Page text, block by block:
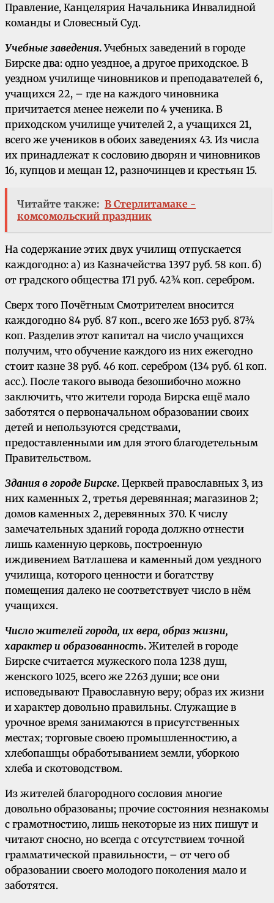
Правление, Канцелярия Начальника Инвалидной
команды и Словесный Суд.
Учебные заведения.Учебных заведений в городе
Бирске два: одно уездное, а другое приходское. В
уездном училище чиновников и преподавателей 6,
учащихся 22, – где на каждого чиновника
причитается менее нежели по 4 ученика. В
приходском училище учителей 2, а учащихся 21,
всего же учеников в обоих заведениях 43. Из числа
их принадлежат к сословию дворян и чиновников
16, купцов и мещан 12, разночинцев и крестьян 15.
Читайте также: В Стерлитамаке -
комсомольский праздник
На содержание этих двух училищ отпускается
каждогодно: а) из Казначейства 1397 руб. 58 коп. б)
от градского общества 171 руб. 42¾ коп. серебром.
Сверх того Почётным Смотрителем вносится
каждогодно 84 руб. 87 коп., всего же 1653 руб. 87¾
коп. Разделив этот капитал на число учащихся
получим, что обучение каждого из них ежегодно
стоит казне 38 руб. 46 коп. серебром (134 руб. 61 коп.
асс.). После такого вывода безошибочно можно
заключить, что жители города Бирска ещё мало
заботятся о первоначальном образовании своих
детей и непользуются средствами,
предоставленными им для этого благодетельным
Правительством.
Здания в городе Бирске. Церквей православных 3, из
них каменных 2, третья деревянная; магазинов 2;
домов каменных 2, деревянных 370. К числу
замечательных зданий города должно отнести
лишь каменную церковь, построенную
иждивением Ватлашева и каменный дом уездного
училища, которого ценности и богатству
помещения далеко не соответствует число в нём
учащихся.
Число жителей города, их вера, образ жизни,
характер и образованность. Жителей в городе
Бирске считается мужеского пола 1238 душ,
женского 1025, всего же 2263 души; все они
исповедывают Православную веру; образ их жизни
и характер довольно правильны. Служащие в
урочное время занимаются в присутственных
местах; торговые своею промышленностию, а
хлебопашцы обработыванием земли, уборкою
хлеба и скотоводством.
Из жителей благородного сословия многие
довольно образованы; прочие состояния незнакомы
с грамотностию, лишь некоторые из них пишут и
читают сносно, но всегда с отсутствием точной
грамматической правильности, – от чего об
образовании своего молодого поколения мало и
заботятся.